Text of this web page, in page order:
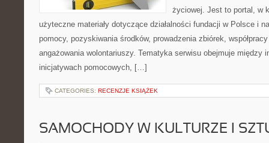
życiowej. Jest to portal, w
użyteczne materiały dotyczące działalności fundacji w Polsce i
pomocy, pozyskiwania środków, prowadzenia zbiórek,
angażowania wolontariuszy. Tematyka serwisu obejmuje między
inicjatywach pomocowych, […]
CATEGORIES: RECENZJE KSIĄŻEK
SAMOCHODY W KULTURZE I